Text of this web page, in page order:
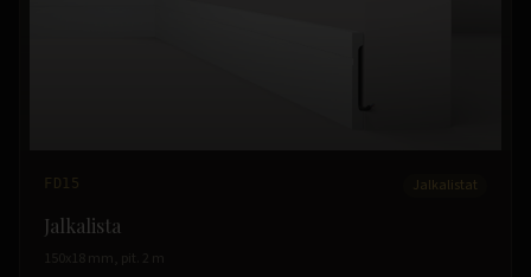
FD15 Jalkalistat
Jalkalista
150x18 mm, pit. 2 m